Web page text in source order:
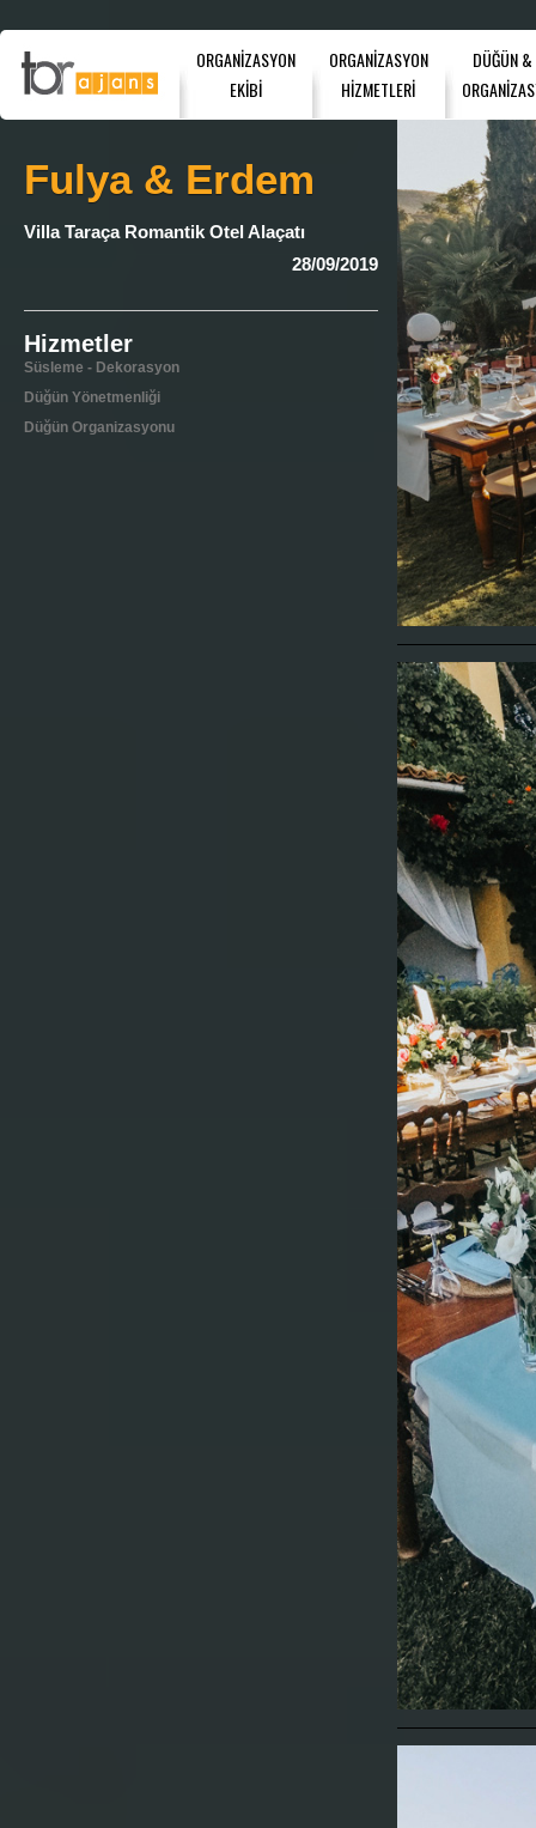
ORGANİZASYON
EKİBİ
ORGANİZASYON
HİZMETLERİ
DÜĞÜN
Fulya & Erdem
Villa Taraça Romantik Otel Alaçatı
28/09/2019
Hizmetler
Süsleme - Dekorasyon
Düğün Yönetmenliği
Düğün Organizasyonu